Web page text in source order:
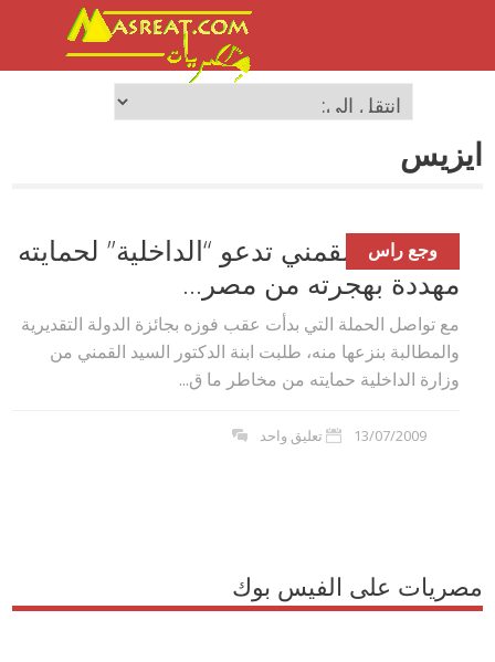
ايزيس
وجع راس
ابنة سيد القمني تدعو “الداخلية” لحمايته
مهددة بهجرته من مصر...
مع تواصل الحملة التي بدأت عقب فوزه بجائزة الدولة التقديرية
والمطالبة بنزعها منه، طلبت ابنة الدكتور السيد القمني من
وزارة الداخلية حمايته من مخاطر ما ق...
13/07/2009 تعليق واحد
مصريات على الفيس بوك